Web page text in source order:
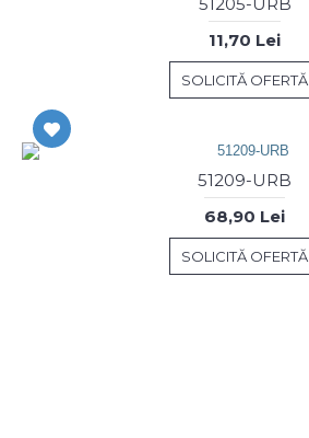
11,70 Lei
SOLICITĂ OFERTĂ
51209-URB
68,90 Lei
SOLICITĂ OFERTĂ